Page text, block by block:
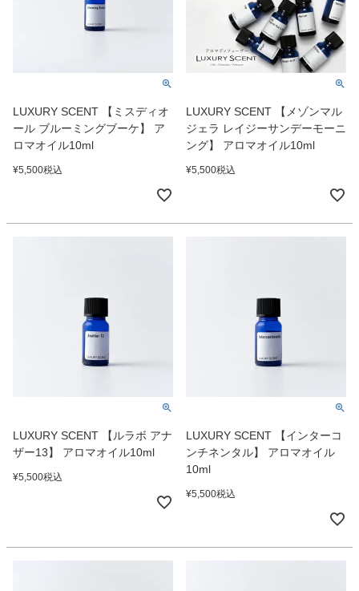
LUXURY SCENT 【ミスディオ
ール ブルーミングブーケ】 ア
ロマオイル10ml
¥5,500税込
LUXURY SCENT 【メゾンマル
ジェラ レイジーサンデーモーニ
ング】 アロマオイル10ml
¥5,500税込
LUXURY SCENT 【ルラボ アナ
ザー13】 アロマオイル10ml
¥5,500税込
LUXURY SCENT 【インターコ
ンチネンタル】 アロマオイル
10ml
¥5,500税込